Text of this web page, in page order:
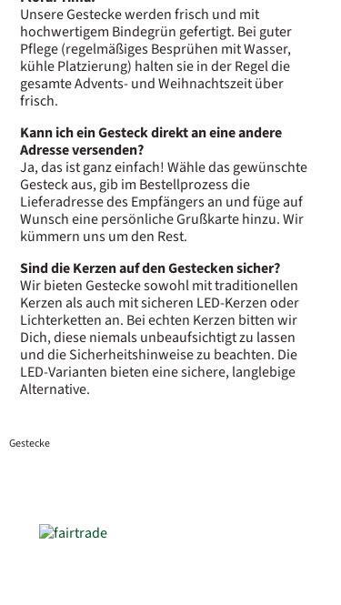
Unsere Gestecke werden frisch und mit
hochwertigem Bindegrün gefertigt. Bei guter
Pflege (regelmäßiges Besprühen mit Wasser,
kühle Platzierung) halten sie in der Regel die
gesamte Advents- und Weihnachtszeit über
frisch.
Kann ich ein Gesteck direkt an eine andere
Adresse versenden?
Ja, das ist ganz einfach! Wähle das gewünschte
Gesteck aus, gib im Bestellprozess die
Lieferadresse des Empfängers an und füge auf
Wunsch eine persönliche Grußkarte hinzu. Wir
kümmern uns um den Rest.
Sind die Kerzen auf den Gestecken sicher?
Wir bieten Gestecke sowohl mit traditionellen
Kerzen als auch mit sicheren LED-Kerzen oder
Lichterketten an. Bei echten Kerzen bitten wir
Dich, diese niemals unbeaufsichtigt zu lassen
und die Sicherheitshinweise zu beachten. Die
LED-Varianten bieten eine sichere, langlebige
Alternative.
Gestecke